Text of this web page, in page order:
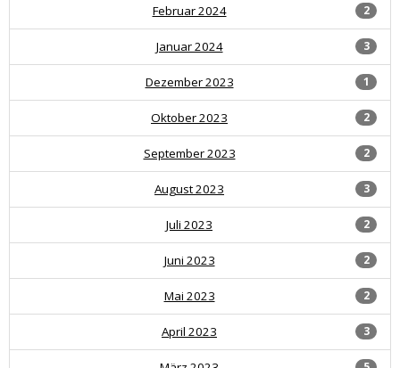
2
Februar 2024
3
Januar 2024
1
Dezember 2023
2
Oktober 2023
2
September 2023
3
August 2023
2
Juli 2023
2
Juni 2023
2
Mai 2023
3
April 2023